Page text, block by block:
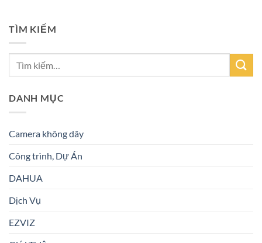
TÌM KIẾM
DANH MỤC
Camera không dây
Công trình, Dự Án
DAHUA
Dịch Vụ
EZVIZ